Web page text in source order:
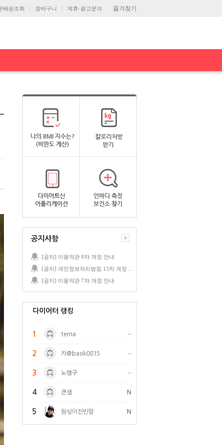
즐겨찾기
배송조회 장바구니 제휴·광고문의
공지사항
[공지] 이용약관 8차 개정 안내
[공지] 이용약관 7차 개정 안내
다이어터 랭킹
1 terria
2 카@basik0815
3 노맹구
4 큰샘 N
5 원싱이진빈맘 N